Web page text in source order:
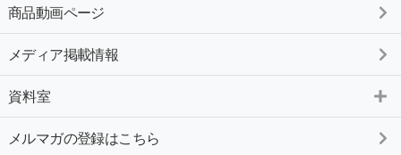
商品動画ページ
メディア掲載情報
資料室
メルマガの登録はこちら